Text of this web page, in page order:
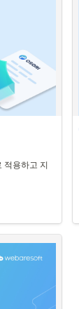
다시 한번
략을 공유해
는지 검사
되어야 합니
고, 데이터
적용하고 지